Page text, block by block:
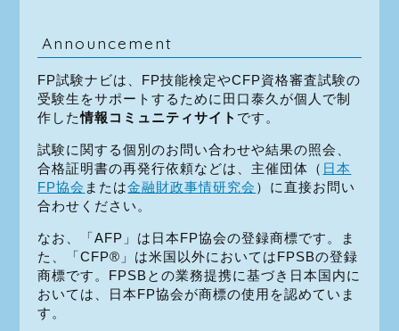
Announcement
FP試験ナビは、FP技能検定やCFP資格審査試験の
受験生をサポートするために田口泰久が個人で制
作した情報コミュニティサイト です。
試験に関する個別のお問い合わせや結果の照会、
合格証明書の再発行依頼などは、主催団体（ 日本
FP協会 または金融財政事情研究会 ）に直接お問い
合わせください。
なお、「AFP」は日本FP協会の登録商標です。ま
た、「CFP®」は米国以外においてはFPSBの登録
商標です。FPSBとの業務提携に基づき日本国内に
おいては、日本FP協会が商標の使用を認めていま
す。